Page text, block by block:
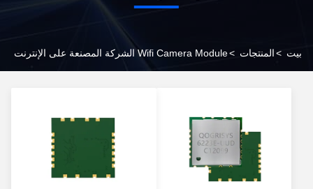
بيت >المنتجات >Wifi Camera Module الشركة المصنعة على الإنترنت